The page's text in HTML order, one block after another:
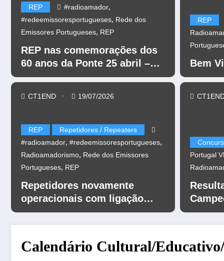
REP
#radioamador,
#redeemissoresportugueses, Rede dos
Emissores Portugueses, REP
REP nas comemorações dos
60 anos da Ponte 25 abril –
CR60A
REP
Repetidores / Repeaters
#radioamador, #redeemissoresportugueses,
Radioamadorismo, Rede dos Emissores
Portugueses, REP
Repetidores novamente
operacionais com ligação
EchoLink
CT1END 19/07/2026
REP
Bem
Portugal
UHF
Calendário Cultural/